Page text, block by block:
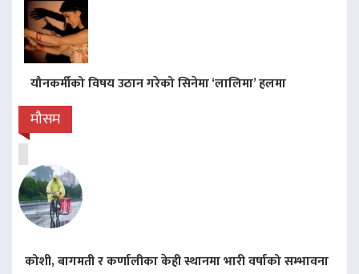
यौनकर्मीको विषय उठान गरेको सिनेमा ‘लालिमा’ हलमा
मौसम
कोशी, बागमती र कर्णालीका केही स्थानमा भारी वर्षाको सम्भावना